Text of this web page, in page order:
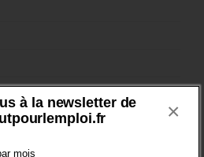
à la newsletter de
mois
×